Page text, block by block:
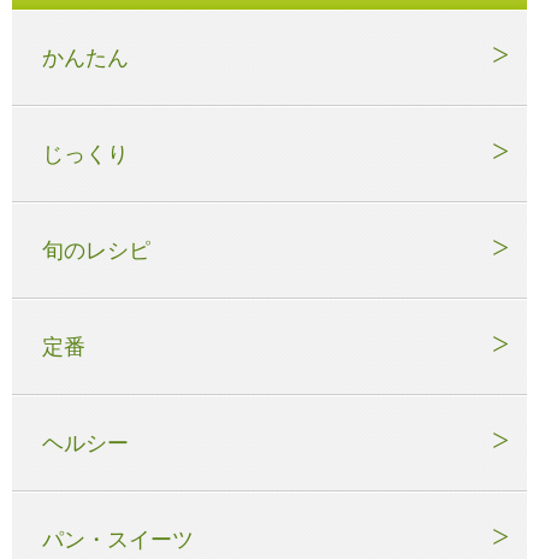
かんたん
じっくり
旬のレシピ
定番
ヘルシー
パン・スイーツ